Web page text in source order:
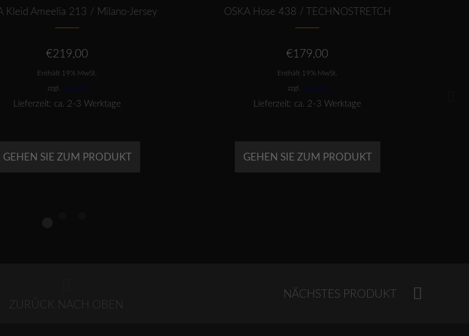
Kleid Ameelia 213 / Milano-Jersey
€219,00
Enthält 19% MwSt.
zzgl. Versand
Lieferzeit: ca. 2-3 Werktage
GEHEN SIE ZUM PRODUKT
OSKA Hose 438 / TECHNOSTRETCH
€179,00
Enthält 19% MwSt.
zzgl. Versand
Lieferzeit: ca. 2-3 Werktage
GEHEN SIE ZUM PRODUKT
NÄCHSTES PRODUKT
ZURÜCK NACH OBEN